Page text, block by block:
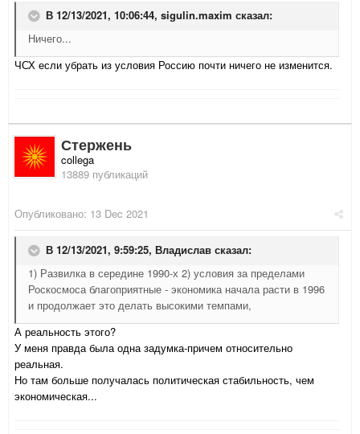
В 12/13/2021, 10:06:44, sigulin.maxim сказал:
Ничего...
ЧСХ если убрать из условия Россию почти ничего не изменится.
Стержень
collega
13889 публикаций
Опубликовано: 13 Dec 2021
В 12/13/2021, 9:59:25, Владислав сказал:
1) Развилка в середине 1990-х 2) условия за пределами
Роскосмоса благоприятные - экономика начала расти в 1996
и продолжает это делать высокими темпами,
А реальность этого?
У меня правда была одна задумка-причем относительно
реальная.
Но там больше получалась политическая стабильность, чем
экономическая...